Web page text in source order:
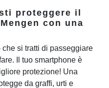
proteggere il
con una
si tratti di passeggiare
Il tuo smartphone è
protezione! Una
da graffi, urti e